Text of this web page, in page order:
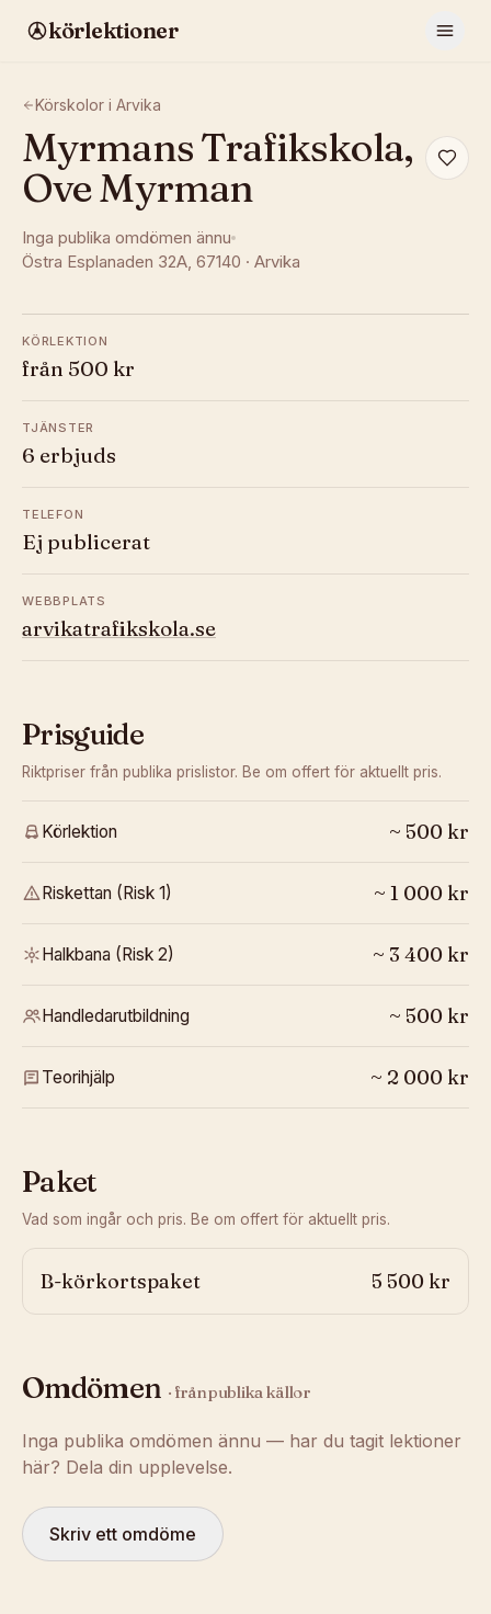
körlektioner
Körskolor i Arvika
Myrmans Trafikskola,
Ove Myrman
Inga publika omdömen ännu
Östra Esplanaden 32A, 67140 · Arvika
KÖRLEKTION
från 500 kr
TJÄNSTER
6 erbjuds
TELEFON
Ej publicerat
WEBBPLATS
arvikatrafikskola.se
Prisguide
Riktpriser från publika prislistor. Be om offert för aktuellt pris.
Körlektion ~ 500 kr
Riskettan (Risk 1) ~ 1 000 kr
Halkbana (Risk 2) ~ 3 400 kr
Handledarutbildning ~ 500 kr
Teorihjälp ~ 2 000 kr
Paket
Vad som ingår och pris. Be om offert för aktuellt pris.
B-körkortspaket 5 500 kr
Omdömen · från publika källor
Inga publika omdömen ännu — har du tagit lektioner
här? Dela din upplevelse.
Skriv ett omdöme